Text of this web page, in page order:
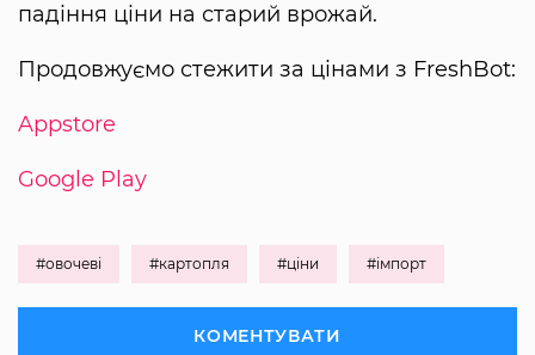
падіння ціни на старий врожай.
Продовжуємо стежити за цінами з FreshBot:
Appstore
Google Play
#овочеві #картопля #ціни #імпорт
КОМЕНТУВАТИ